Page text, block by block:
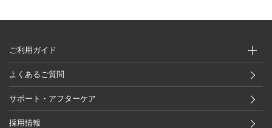
ご利用ガイド
よくあるご質問
サポート・アフターケア
採用情報